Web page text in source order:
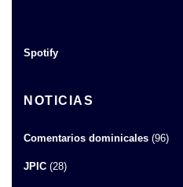
Spotify
NOTICIAS
Comentarios dominicales (96)
JPIC (28)